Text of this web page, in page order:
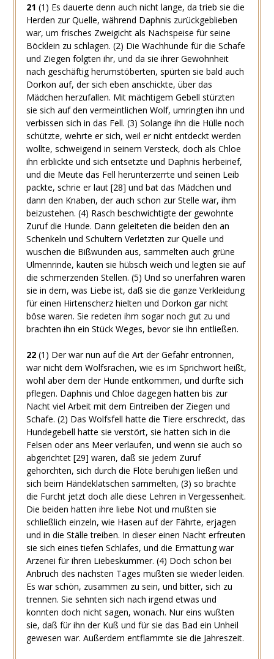
21 (1) Es dauerte denn auch nicht lange, da trieb sie die
Herden zur Quelle, während Daphnis zurückgeblieben
war, um frisches Zweigicht als Nachspeise für seine
Böcklein zu schlagen. (2) Die Wachhunde für die Schafe
und Ziegen folgten ihr, und da sie ihrer Gewohnheit
nach geschäftig herumstöberten, spürten sie bald auch
Dorkon auf, der sich eben anschickte, über das
Mädchen herzufallen. Mit mächtigem Gebell stürzten
sie sich auf den vermeintlichen Wolf, umringten ihn und
verbissen sich in das Fell. (3) Solange ihn die Hülle noch
schützte, wehrte er sich, weil er nicht entdeckt werden
wollte, schweigend in seinem Versteck, doch als Chloe
ihn erblickte und sich entsetzte und Daphnis herbeirief,
und die Meute das Fell herunterzerrte und seinen Leib
packte, schrie er laut [28] und bat das Mädchen und
dann den Knaben, der auch schon zur Stelle war, ihm
beizustehen. (4) Rasch beschwichtigte der gewohnte
Zuruf die Hunde. Dann geleiteten die beiden den an
Schenkeln und Schultern Verletzten zur Quelle und
wuschen die Bißwunden aus, sammelten auch grüne
Ulmenrinde, kauten sie hübsch weich und legten sie auf
die schmerzenden Stellen. (5) Und so unerfahren waren
sie in dem, was Liebe ist, daß sie die ganze Verkleidung
für einen Hirtenscherz hielten und Dorkon gar nicht
böse waren. Sie redeten ihm sogar noch gut zu und
brachten ihn ein Stück Weges, bevor sie ihn entließen.
22 (1) Der war nun auf die Art der Gefahr entronnen,
war nicht dem Wolfsrachen, wie es im Sprichwort heißt,
wohl aber dem der Hunde entkommen, und durfte sich
pflegen. Daphnis und Chloe dagegen hatten bis zur
Nacht viel Arbeit mit dem Eintreiben der Ziegen und
Schafe. (2) Das Wolfsfell hatte die Tiere erschreckt, das
Hundegebell hatte sie verstört, sie hatten sich in die
Felsen oder ans Meer verlaufen, und wenn sie auch so
abgerichtet [29] waren, daß sie jedem Zuruf
gehorchten, sich durch die Flöte beruhigen ließen und
sich beim Händeklatschen sammelten, (3) so brachte
die Furcht jetzt doch alle diese Lehren in Vergessenheit.
Die beiden hatten ihre liebe Not und mußten sie
schließlich einzeln, wie Hasen auf der Fährte, erjagen
und in die Ställe treiben. In dieser einen Nacht erfreuten
sie sich eines tiefen Schlafes, und die Ermattung war
Arzenei für ihren Liebeskummer. (4) Doch schon bei
Anbruch des nächsten Tages mußten sie wieder leiden.
Es war schön, zusammen zu sein, und bitter, sich zu
trennen. Sie sehnten sich nach irgend etwas und
konnten doch nicht sagen, wonach. Nur eins wußten
sie, daß für ihn der Kuß und für sie das Bad ein Unheil
gewesen war. Außerdem entflammte sie die Jahreszeit.